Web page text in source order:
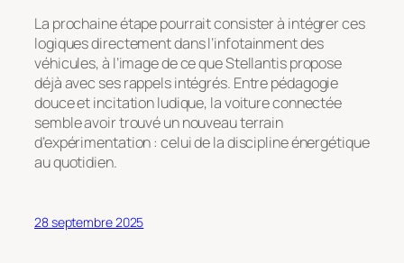
La prochaine étape pourrait consister à intégrer ces
logiques directement dans l’infotainment des
véhicules, à l’image de ce que Stellantis propose
déjà avec ses rappels intégrés. Entre pédagogie
douce et incitation ludique, la voiture connectée
semble avoir trouvé un nouveau terrain
d’expérimentation : celui de la discipline énergétique
au quotidien.
28 septembre 2025